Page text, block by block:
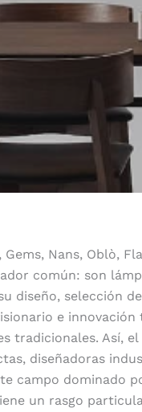
Nans, Oblò,
común: son
diseño, selección
e
tradicionales. Así,
diseñadoras
campo dominado
un rasgo